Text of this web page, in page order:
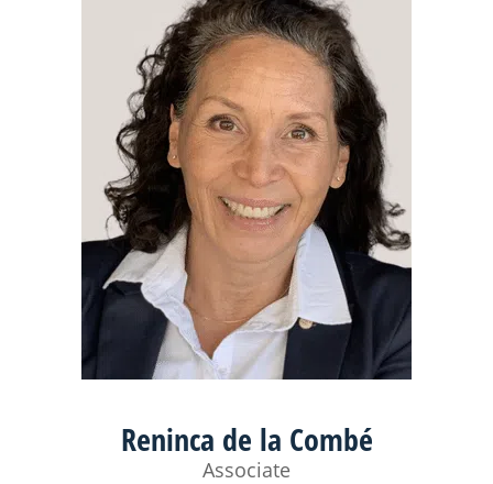
Reninca de la Combé
Associate